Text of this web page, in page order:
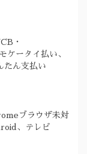
・
ータイ払い、
たん支払い
ブラウザ未対
、テレビ